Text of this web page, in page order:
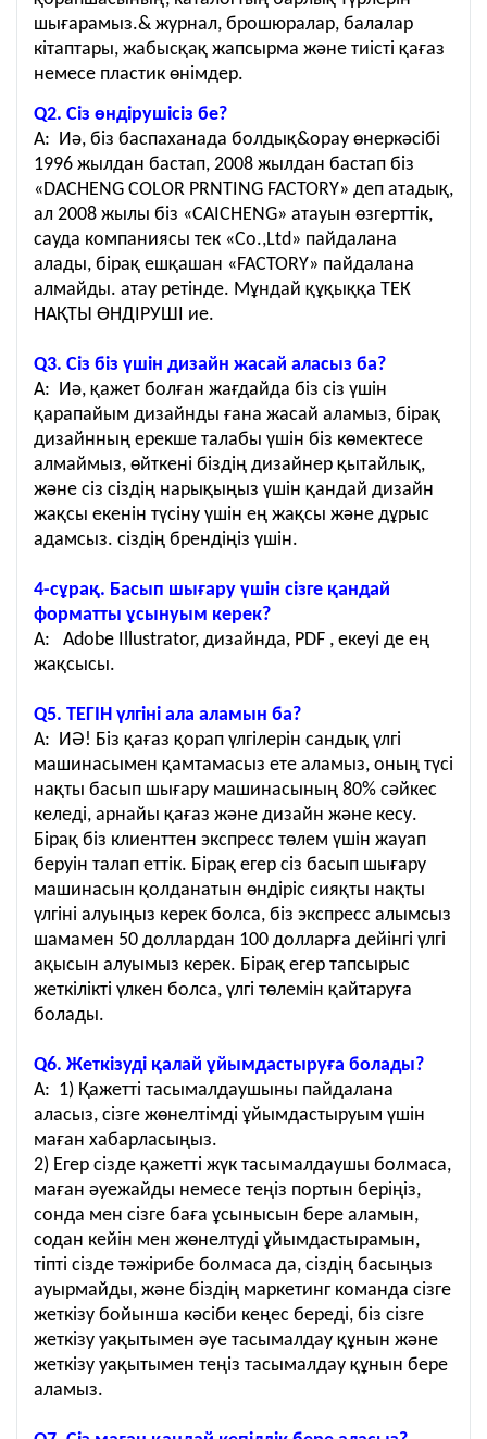
шығарамыз.& журнал, брошюралар, балалар
кітаптары, жабысқақ жапсырма және тиісті қағаз
немесе пластик өнімдер.
Q2. Сіз өндірушісіз бе?
A: Иә, біз баспаханада болдық&орау өнеркәсібі
1996 жылдан бастап, 2008 жылдан бастап біз
«DACHENG COLOR PRNTING FACTORY» деп атадық,
ал 2008 жылы біз «CAICHENG» атауын өзгерттік,
сауда компаниясы тек «Co.,Ltd» пайдалана
алады, бірақ ешқашан «FACTORY» пайдалана
алмайды. атау ретінде. Мұндай құқыққа ТЕК
НАҚТЫ ӨНДІРУШІ ие.
Q3. Сіз біз үшін дизайн жасай аласыз ба?
A: Иә, қажет болған жағдайда біз сіз үшін
қарапайым дизайнды ғана жасай аламыз, бірақ
дизайнның ерекше талабы үшін біз көмектесе
алмаймыз, өйткені біздің дизайнер қытайлық,
және сіз сіздің нарықыңыз үшін қандай дизайн
жақсы екенін түсіну үшін ең жақсы және дұрыс
адамсыз. сіздің брендіңіз үшін.
4-сұрақ. Басып шығару үшін сізге қандай
форматты ұсынуым керек?
A: Adobe Illustrator, дизайнда, PDF , екеуі де ең
жақсысы.
Q5. ТЕГІН үлгіні ала аламын ба?
A: ИӘ! Біз қағаз қорап үлгілерін сандық үлгі
машинасымен қамтамасыз ете аламыз, оның түсі
нақты басып шығару машинасының 80% сәйкес
келеді, арнайы қағаз және дизайн және кесу.
Бірақ біз клиенттен экспресс төлем үшін жауап
беруін талап еттік. Бірақ егер сіз басып шығару
машинасын қолданатын өндіріс сияқты нақты
үлгіні алуыңыз керек болса, біз экспресс алымсыз
шамамен 50 доллардан 100 долларға дейінгі үлгі
ақысын алуымыз керек. Бірақ егер тапсырыс
жеткілікті үлкен болса, үлгі төлемін қайтаруға
болады.
Q6. Жеткізуді қалай ұйымдастыруға болады?
A: 1) Қажетті тасымалдаушыны пайдалана
аласыз, сізге жөнелтімді ұйымдастыруым үшін
маған хабарласыңыз.
2) Егер сізде қажетті жүк тасымалдаушы болмаса,
маған әуежайды немесе теңіз портын беріңіз,
сонда мен сізге баға ұсынысын бере аламын,
содан кейін мен жөнелтуді ұйымдастырамын,
тіпті сізде тәжірибе болмаса да, сіздің басыңыз
ауырмайды, және біздің маркетинг команда сізге
жеткізу бойынша кәсіби кеңес береді, біз сізге
жеткізу уақытымен әуе тасымалдау құнын және
жеткізу уақытымен теңіз тасымалдау құнын бере
аламыз.